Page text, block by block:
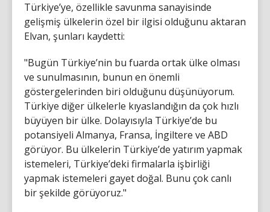
Türkiye’ye, özellikle savunma sanayisinde
gelişmiş ülkelerin özel bir ilgisi olduğunu aktaran
Elvan, şunları kaydetti:
"Bugün Türkiye’nin bu fuarda ortak ülke olması
ve sunulmasının, bunun en önemli
göstergelerinden biri olduğunu düşünüyorum.
Türkiye diğer ülkelerle kıyaslandığın da çok hızlı
büyüyen bir ülke. Dolayısıyla Türkiye’de bu
potansiyeli Almanya, Fransa, İngiltere ve ABD
görüyor. Bu ülkelerin Türkiye’de yatırım yapmak
istemeleri, Türkiye’deki firmalarla işbirliği
yapmak istemeleri gayet doğal. Bunu çok canlı
bir şekilde görüyoruz."